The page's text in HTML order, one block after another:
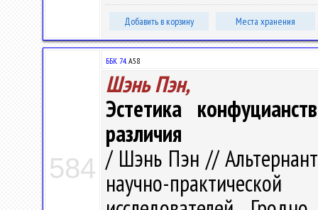
Добавить в корзину Места хранения
584
ББК 74.А58
Шэнь Пэн,
Эстетика
различия
/ Шэнь Пэн //
научно-